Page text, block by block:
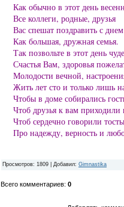
Как обычно в этот день
Все коллеги, родные, друзья
Вас спешат поздравить с
Как большая, дружная семья.
Так позвольте в этот день
Счастья Вам, здоровья
Молодости вечной,
Жить лет сто и только лишь
Чтобы в доме собирались
Чтоб друзья к вам приходили
Чтоб сердечно говорили тосты
Про надежду, верность и
Просмотров: 1809 | Добавил: Gimnastika
Всего комментариев: 0